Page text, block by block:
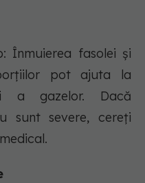
Înmuierea fasolei și
pot ajuta la
a gazelor. Dacă
sunt severe, cereți